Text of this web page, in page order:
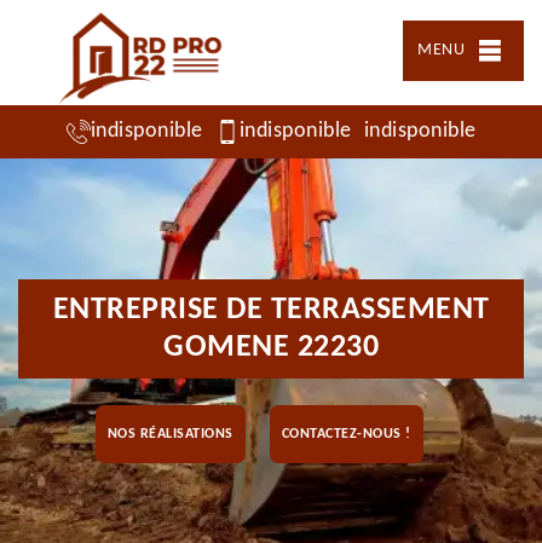
MENU
indisponible indisponible indisponible
ENTREPRISE DE TERRASSEMENT
GOMENE 22230
NOS RÉALISATIONS CONTACTEZ-NOUS !